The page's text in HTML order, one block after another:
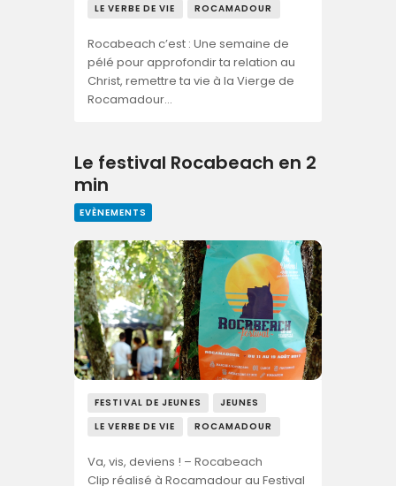
LE VERBE DE VIE
ROCAMADOUR
Rocabeach c’est : Une semaine de
pélé pour approfondir ta relation au
Christ, remettre ta vie à la Vierge de
Rocamadour…
Le festival Rocabeach en 2
min
EVÈNEMENTS
FESTIVAL DE JEUNES
JEUNES
LE VERBE DE VIE
ROCAMADOUR
Va, vis, deviens ! – Rocabeach
Clip réalisé à Rocamadour au Festival